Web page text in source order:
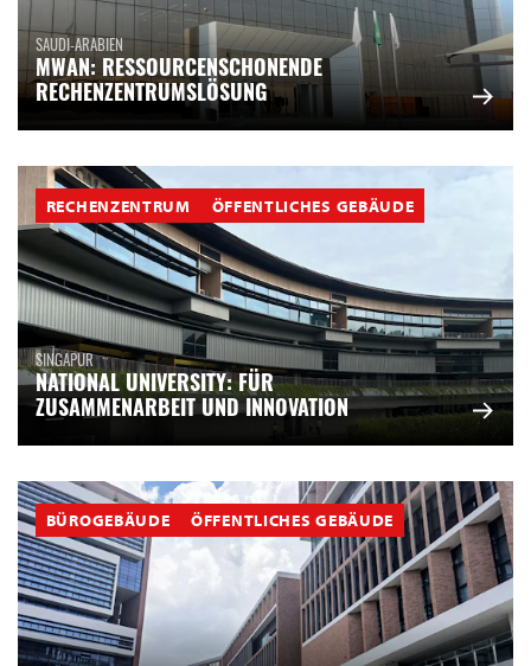
SAUDI-ARABIEN
MWAN: RESSOURCENSCHONENDE
RECHENZENTRUMSLÖSUNG
RECHENZENTRUM ÖFFENTLICHES GEBÄUDE
SINGAPUR
NATIONAL UNIVERSITY: FÜR
ZUSAMMENARBEIT UND INNOVATION
BÜROGEBÄUDE ÖFFENTLICHES GEBÄUDE